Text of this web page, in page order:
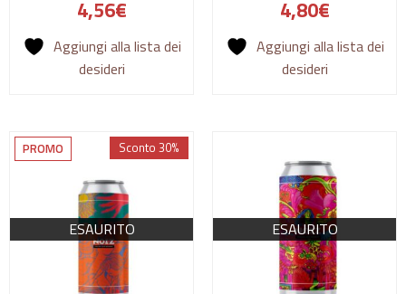
4,56€
Aggiungi alla lista dei
desideri
4,80€
Aggiungi alla lista dei
desideri
Sconto 30%
PROMO
ESAURITO ESAURITO